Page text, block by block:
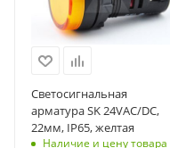
VAC/DC
Степень защиты
IP65
заказ
10 недель
Светосигнальная
арматура SK 24VAC/DC,
22мм, IP65, желтая
Наличие и цену товара